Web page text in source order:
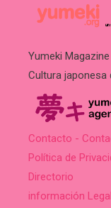
Yumeki
Cultura japonesa
Contacto -
Política de
Directorio
información Legal